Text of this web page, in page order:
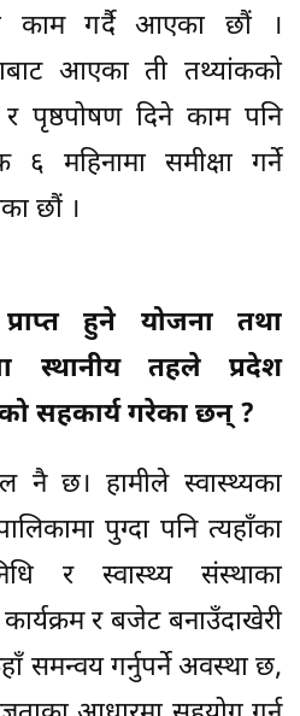
काम गर्दै आएका छौं ।
आएका ती तथ्यांकको
पृष्ठपोषण दिने काम पनि
महिनामा समीक्षा गर्ने
छौं ।
हुने योजना तथा
स्थानीय तहले प्रदेश
सहकार्य गरेका छन् ?
नै छ। हामीले स्वास्थ्यका
पुग्दा पनि त्यहाँका
र स्वास्थ्य संस्थाका
र बजेट बनाउँदाखेरी
समन्वय गर्नुपर्ने अवस्था छ,